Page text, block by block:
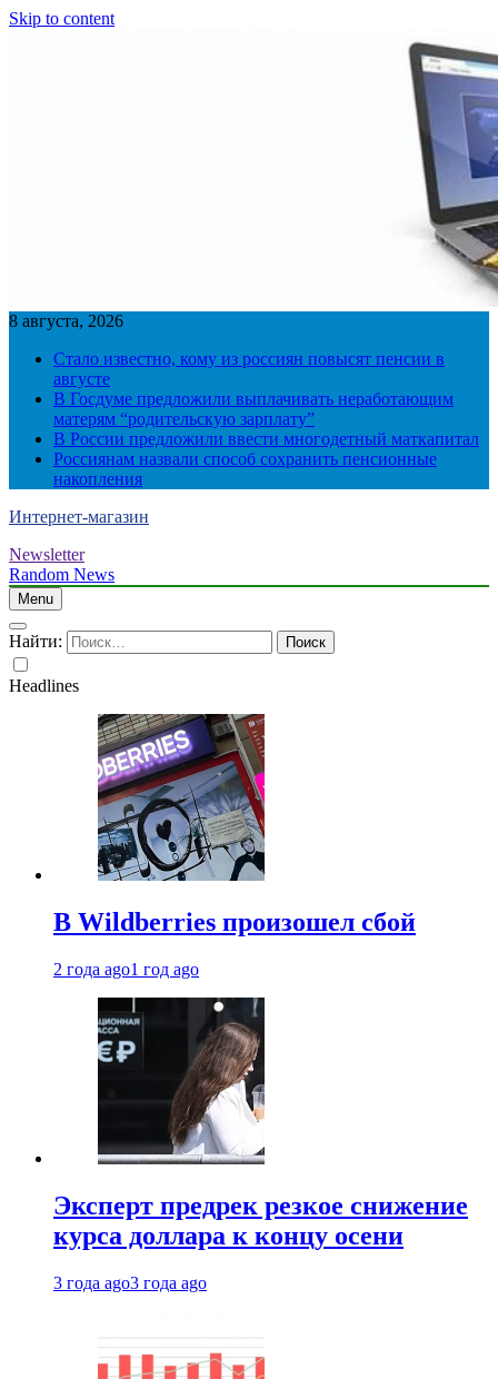
Skip to content
8 августа, 2026
Стало известно, кому из россиян повысят пенсии в
августе
В Госдуме предложили выплачивать неработающим
матерям “родительскую зарплату”
В России предложили ввести многодетный маткапитал
Россиянам назвали способ сохранить пенсионные
накопления
Интернет-магазин
Newsletter
Random News
Menu
Найти:
Headlines
В Wildberries произошел сбой
2 года ago1 год ago
Эксперт предрек резкое снижение
курса доллара к концу осени
3 года ago3 года ago